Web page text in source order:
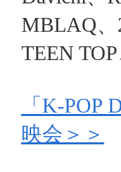
MBLAQ、
TEEN
「K-POP
映会＞＞